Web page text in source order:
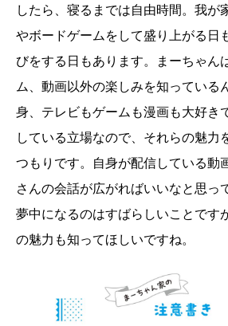
したら、寝るまでは自由時間。我が
やボードゲームをして盛り上がる日
びをする日もあります。まーちゃん
ム、動画以外の楽しみを知っている
身、テレビもゲームも漫画も大好き
している立場なので、それらの魅力
つもりです。自身が配信している動
さんの会話が広がればいいなと思っ
夢中になるのはすばらしいことです
の魅力も知ってほしいですね。